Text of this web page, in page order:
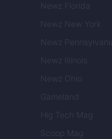
Newz Florida
Newz New York
Newz Pennsylvania
Newz Illinois
Newz Ohio
Gameland
Hig Tech Mag
Scoop Mag